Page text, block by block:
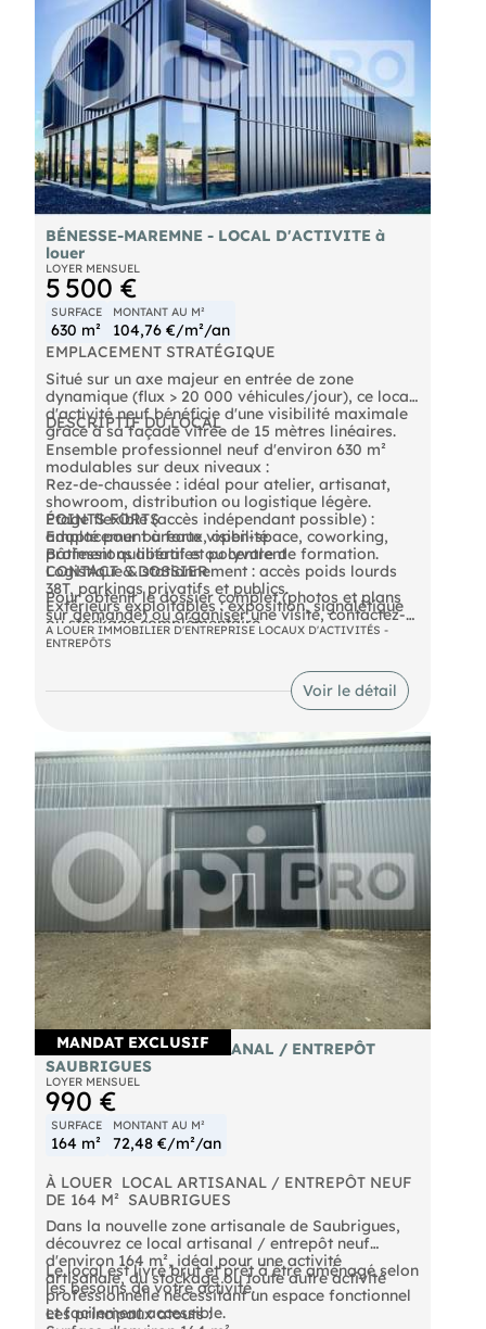
BÉNESSE-MAREMNE - LOCAL D'ACTIVITE à
louer
LOYER MENSUEL
5 500 €
SURFACE
630 m²
MONTANT AU M²
104,76 €/m²/an
EMPLACEMENT STRATÉGIQUE
Situé sur un axe majeur en entrée de zone
dynamique (flux > 20 000 véhicules/jour), ce local
d'activité neuf bénéficie d'une visibilité maximale
grâce à sa façade vitrée de 15 mètres linéaires.
DESCRIPTIF DU LOCAL
Ensemble professionnel neuf d'environ 630 m²
modulables sur deux niveaux :
Rez-de-chaussée : idéal pour atelier, artisanat,
showroom, distribution ou logistique légère.
Étage flexible (accès indépendant possible) :
adapté pour bureaux, open-space, coworking,
professions libérales ou centre de formation.
Logistique & stationnement : accès poids lourds
38T, parkings privatifs et publics.
Extérieurs exploitables : exposition, signalétique
ou stockage complémentaire.
POINTS FORTS
Emplacement à forte visibilité
Bâtiment qualitatif et polyvalent
CONTACT & DOSSIER
Pour obtenir le dossier complet (photos et plans
sur demande) ou organiser une visite, contactez-
nous.
A LOUER IMMOBILIER D'ENTREPRISE LOCAUX D'ACTIVITÉS -
ENTREPÔTS
Voir le détail
MANDAT EXCLUSIF
À LOUER  LOCAL ARTISANAL / ENTREPÔT 
SAUBRIGUES
LOYER MENSUEL
990 €
SURFACE
164 m²
MONTANT AU M²
72,48 €/m²/an
À LOUER  LOCAL ARTISANAL / ENTREPÔT NEUF
DE 164 M²  SAUBRIGUES
Dans la nouvelle zone artisanale de Saubrigues,
découvrez ce local artisanal / entrepôt neuf
d'environ 164 m², idéal pour une activité
artisanale, du stockage ou toute autre activité
professionnelle nécessitant un espace fonctionnel
et facilement accessible.
Le local est livré brut et prêt à être aménagé selon
les besoins de votre activité.
Les principaux atouts :